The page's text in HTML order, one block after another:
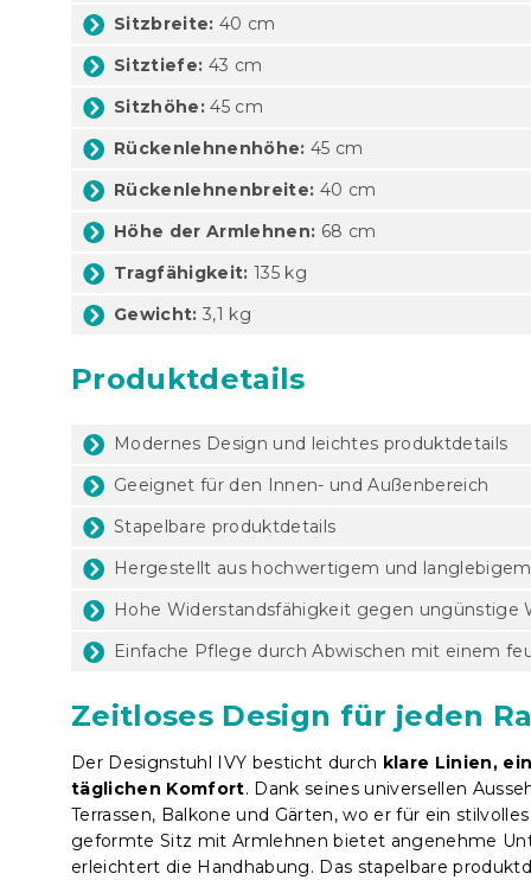
Sitzbreite: 40 cm
Sitztiefe: 43 cm
Sitzhöhe: 45 cm
Rückenlehnenhöhe: 45 cm
Rückenlehnenbreite: 40 cm
Höhe der Armlehnen: 68 cm
Tragfähigkeit: 135 kg
Gewicht: 3,1 kg
Produktdetails
Modernes Design und leichtes produktdetails
Geeignet für den Innen- und Außenbereich
Stapelbare produktdetails
Hergestellt aus hochwertigem und
Hohe Widerstandsfähigkeit gegen ungünstige
Einfache Pflege durch Abwischen mit einem
Zeitloses Design für jeden
Der Designstuhl IVY besticht durch klare Linien,
täglichen Komfort. Dank seines universellen
Terrassen, Balkone und Gärten, wo er für ein
geformte Sitz mit Armlehnen bietet angenehme
erleichtert die Handhabung. Das stapelbare